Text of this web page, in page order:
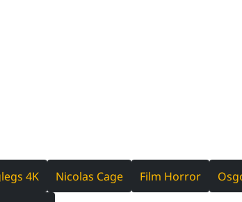
4K Nicolas Cage Film Horror